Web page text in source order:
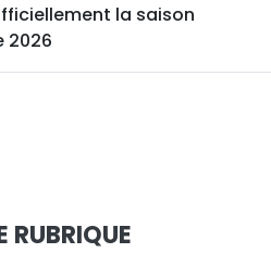
la saison
2026
RUBRIQUE